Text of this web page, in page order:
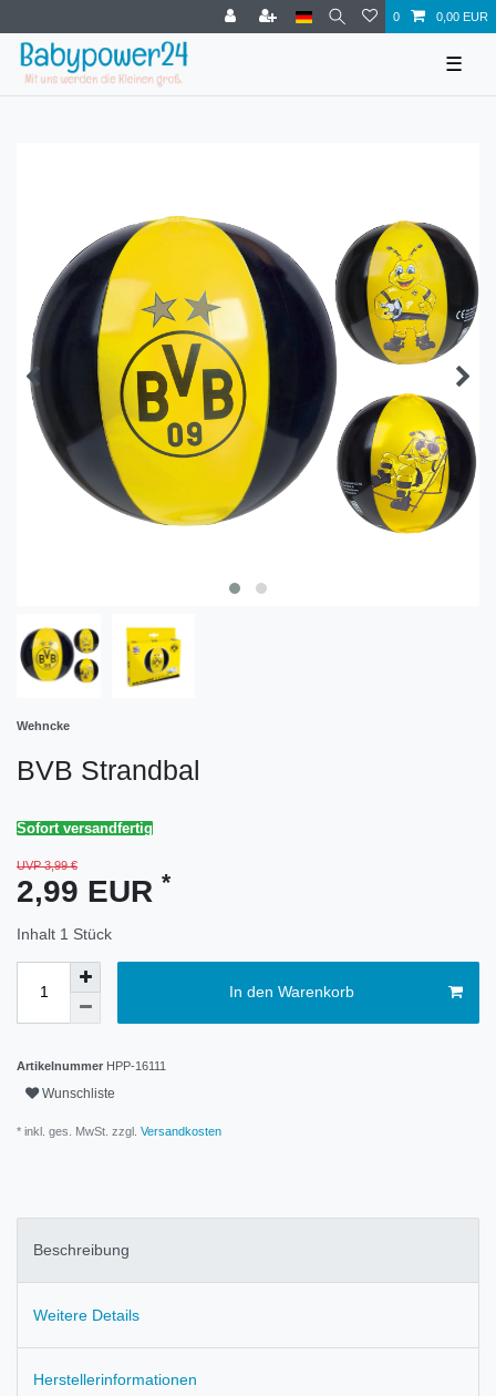
0 0,00 EUR
☰
Wehncke
BVB Strandbal
Sofort versandfertig
UVP 3,99 €
2,99 EUR *
Inhalt 1 Stück
In den Warenkorb
Artikelnummer HPP-16111
Wunschliste
* inkl. ges. MwSt. zzgl. Versandkosten
Beschreibung
Weitere Details
Herstellerinformationen